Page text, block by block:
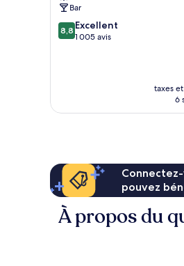
ville
de
Montpellier
Bar
8.8
sur
8,8 Excellent
1 005 avis
taxes
6
pouvez
À propos du